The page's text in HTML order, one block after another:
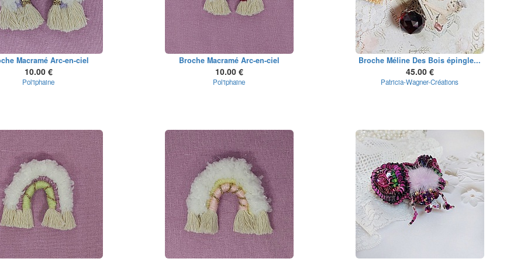
Macramé Arc-en-ciel
10.00 €
Pol'iphaine
Broche Macramé Arc-en-ciel
10.00 €
Pol'iphaine
Broche Méline Des Bois épingle...
45.00 €
Patricia-Wagner-Créations